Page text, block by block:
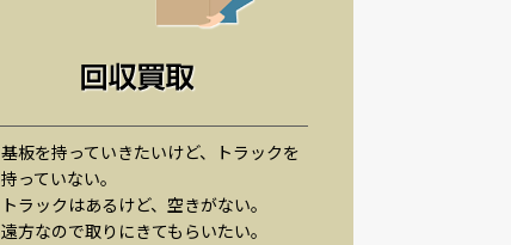
基板を持っていきたいけど、トラックを
持っていない。
トラックはあるけど、空きがない。
遠方なので取りにきてもらいたい。